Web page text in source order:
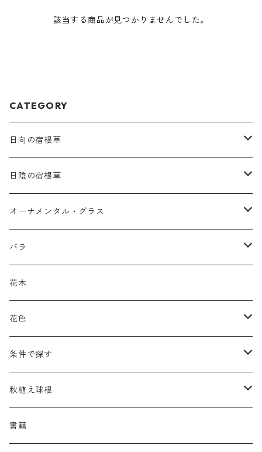
該当する商品が見つかりませんでした。
CATEGORY
日向の宿根草
ア行
アガパンツス
アキレア
アストランティア
アデノフォラ
カ行
カラミンタ
カルタ
クランベ
サ行
サルウィア
サングイソルバ
タ行
タナケツム
タリクトルム
ナ行
ネペタ
ハ行
パエオニア
バプティシア
マ行
ムクゲニア
ラ行
日陰の宿根草
ア行
アクタエア
アコニツム
アルンクス
カ行
ギボウシ
キレンゲショウマ
タ行
ティアレラ
ドイツスズラン
ハ行
ブルネラ
プルモナリア
マ行
メルテンシア
ラ行
ランプロカプノス
シダ類
オーナメンタル・グラス
ア行
エリムス
カ行
カスマンティウム
カレクス
サ行
スティパ
セスレリア
タ行
デスカンプシア
ハ行
ハコネクロア
マ行
バラ
原種類
ハマナシの交配種（HRg）
ランブラー
クライマー
半つる
花木
花色
黒
青
緑
条件で探す
蜜源植物
グランドカバーにも良い植物
秋植え球根
アリウム
書籍